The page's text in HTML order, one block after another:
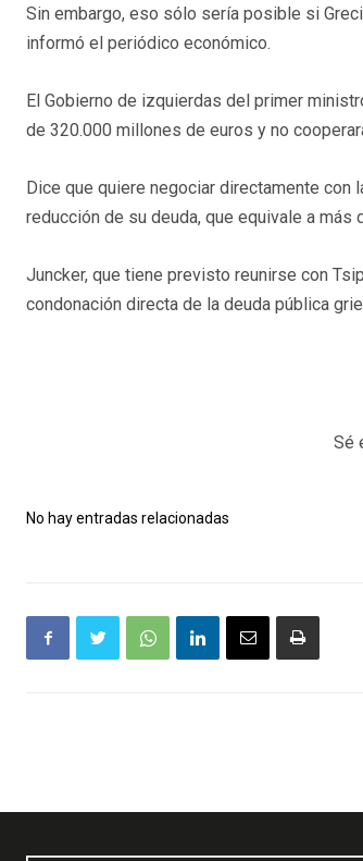
Sin embargo, eso sólo sería posible si
informó el periódico económico.
El Gobierno de izquierdas del primer
de 320.000 millones de euros y no
Dice que quiere negociar directamente con
reducción de su deuda, que equivale a
Juncker, que tiene previsto reunirse con
condonación directa de la deuda pública
Sé
No hay entradas relacionadas